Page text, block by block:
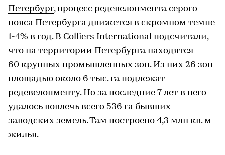
Петербург, процесс редевелопмента серого
пояса Петербурга движется в скромном темпе
1-4% в год. В Colliers International подсчитали,
что на территории Петербурга находятся
60 крупных промышленных зон. Из них 26 зон
площадью около 6 тыс. га подлежат
редевелопменту. Но за последние 7 лет в него
удалось вовлечь всего 536 га бывших
заводских земель. Там построено 4,3 млн кв. м
жилья.